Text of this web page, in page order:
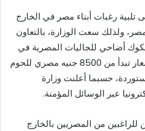
رغبات أبناء مصر في الخارج
ولذلك سعت الوزارة، بالتعاون
أضاحي للجاليات المصرية في
الخارج، (بلدي – مستورد)، بأسعار تبدأ من 8500 جنيه مصري للحوم
المستوردة، حسبما أعلنت وزارة
عبر الوسائل المؤمنة.
للراغبين من المصريين بالخارج